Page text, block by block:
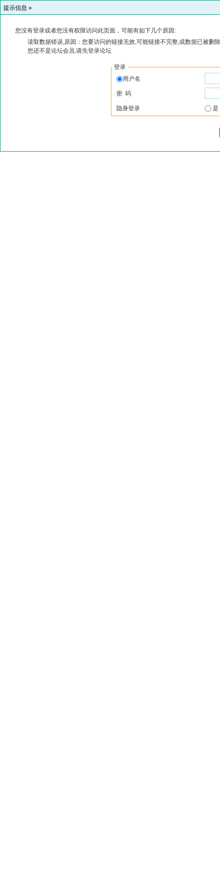
提示信息 »
您没有登录或者您没有权限访问此页面，可能有如下几个原因:
读取数据错误,原因：您要访问的链接无效,可能链接不完整,或数据已被删
您还不是论坛会员,请先登录论坛
登录
用户名
密 码
隐身登录